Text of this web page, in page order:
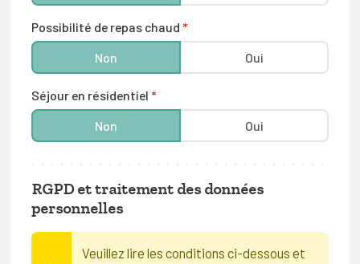
Badminton
Squash
Tennis
Tennis de table
Sports gymniques, danse ou expression
Danse
Expression corporelle et relaxation
Fitness et stretching
Possibilité de repas chaud *
Non
Oui
Séjour en résidentiel *
Non
Oui
RGPD et traitement des données
personnelles
Veuillez lire les conditions ci-dessous et